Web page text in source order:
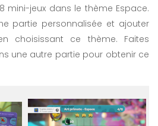
mini-jeux dans le thème Espace.
partie personnalisée et ajouter
choisissant ce thème. Faites
une autre partie pour obtenir ce